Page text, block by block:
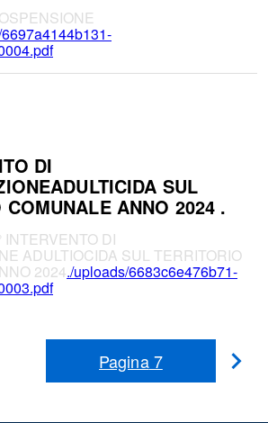
DI
SUL
COMUNALE ANNO 2024 .
INTERVENTO DI
ADULTIOCIDA SUL TERRITORIO
2024./uploads/6683c6e476b71-
Pagina7